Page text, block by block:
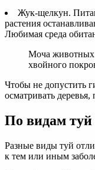
Жук-щелкун.
растения
Любимая среда
Моча животных
хвойного
Чтобы не допустить
осматривать
По видам туй
Разные виды туй
к тем или иным